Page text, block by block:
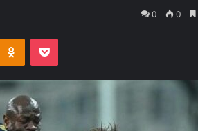
0 0
Odnoklassniki
Pocket